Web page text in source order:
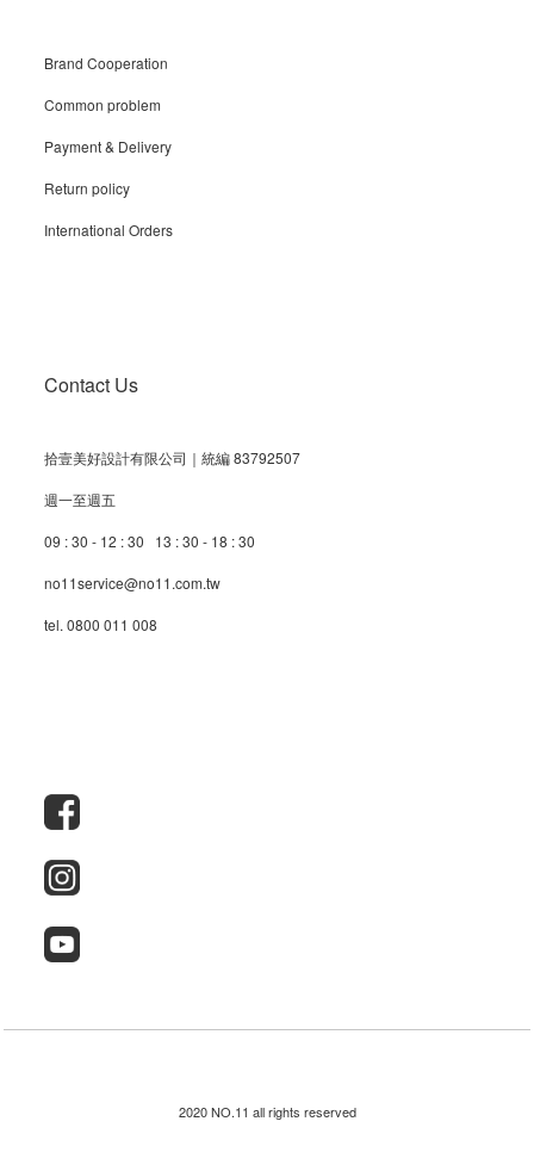
Brand Cooperation
Common problem
Payment & Delivery
Return policy
International Orders
Contact Us
拾壹美好設計有限公司｜統編 83792507
週一至週五
09 : 30 - 12 : 30 13 : 30 - 18 : 30
no11service@no11.com.tw
tel. 0800 011 008
2020 NO.11 all rights reserved